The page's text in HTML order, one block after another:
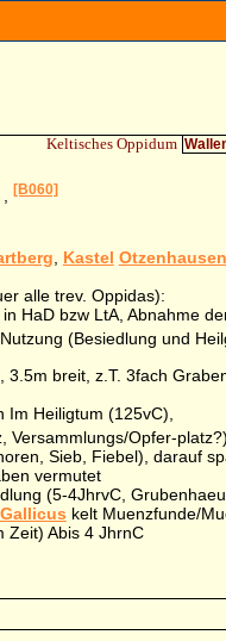
Keltisches Oppidum
[B060]
Kastel Otzenhausen
alle trev. Oppidas):
HaD bzw LtA, Abnahme
(Besiedlung und
, 3.5m breit, z.T. 3fach
Im Heiligtum (125vC),
Versammlungs/Opfer-
Sieb, Fiebel), darauf
vermutet
(5-4JhrvC,
kelt Muenzfunde/
Zeit) Abis 4 JhrnC